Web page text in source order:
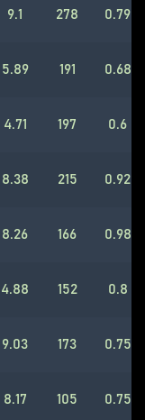
9.1 278 0.79
5.89 191 0.68
4.71 197 0.6
8.38 215 0.92
8.26 166 0.98
4.88 152 0.8
9.03 173 0.75
8.17 105 0.75